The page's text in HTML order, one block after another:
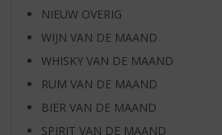
NIEUW OVERIG
WIJN VAN DE MAAND
WHISKY VAN DE MAAND
RUM VAN DE MAAND
BIER VAN DE MAAND
SPIRIT VAN DE MAAND